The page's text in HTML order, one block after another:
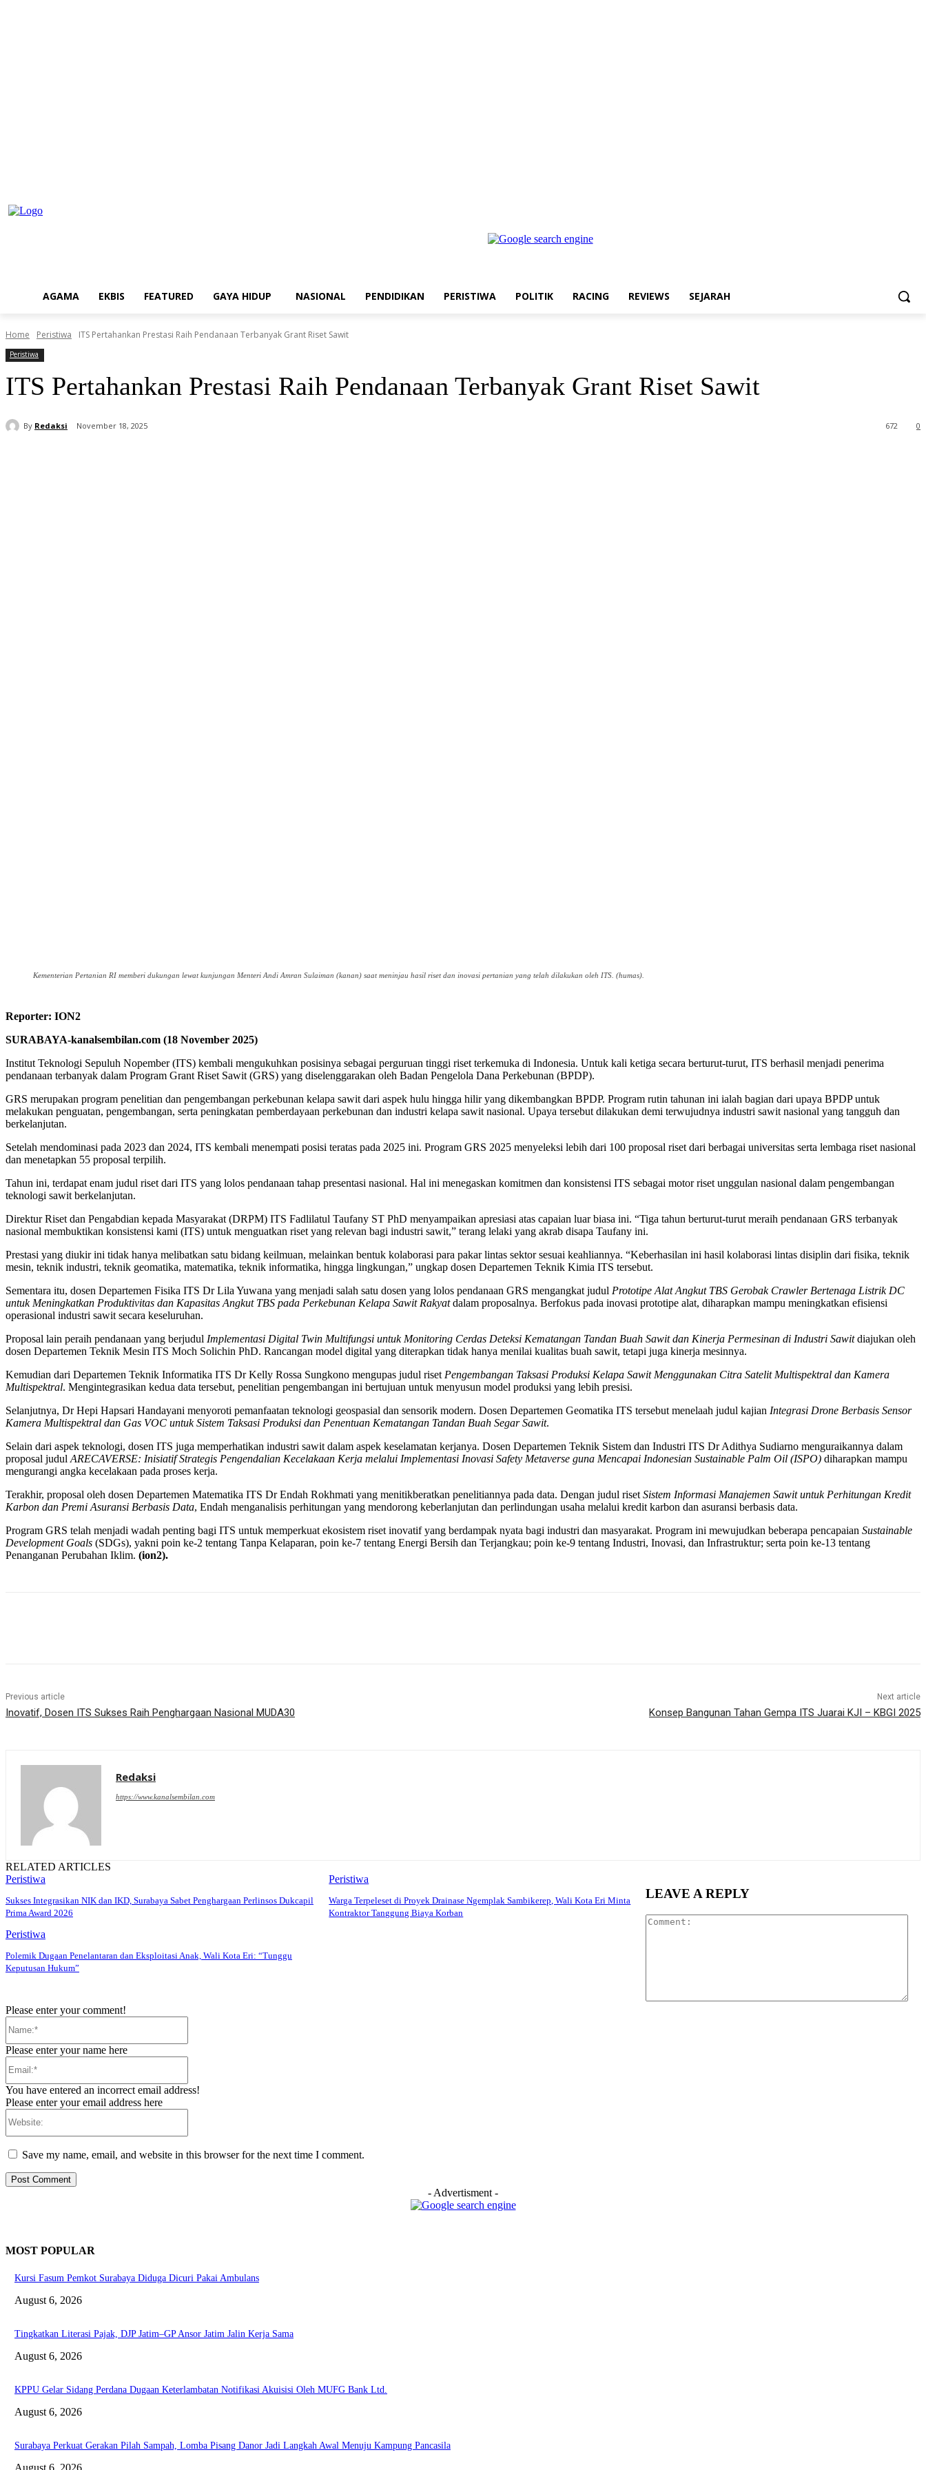
AGAMA EKBIS FEATURED GAYA HIDUP NASIONAL PENDIDIKAN PERISTIWA POLITIK RACING REVIEWS SEJARAH
Home Peristiwa ITS Pertahankan Prestasi Raih Pendanaan Terbanyak Grant Riset Sawit
Peristiwa
ITS Pertahankan Prestasi Raih Pendanaan Terbanyak Grant Riset Sawit
By Redaksi November 18, 2025 0
672
Kementerian Pertanian RI memberi dukungan lewat kunjungan Menteri Andi Amran Sulaiman (kanan) saat meninjau hasil riset dan inovasi pertanian yang telah dilakukan oleh ITS. (humas).
Reporter: ION2
SURABAYA-kanalsembilan.com (18 November 2025)
Institut Teknologi Sepuluh Nopember (ITS) kembali mengukuhkan posisinya sebagai perguruan tinggi riset terkemuka di Indonesia. Untuk kali ketiga secara berturut-turut, ITS berhasil menjadi penerima
pendanaan terbanyak dalam Program Grant Riset Sawit (GRS) yang diselenggarakan oleh Badan Pengelola Dana Perkebunan (BPDP).
GRS merupakan program penelitian dan pengembangan perkebunan kelapa sawit dari aspek hulu hingga hilir yang dikembangkan BPDP. Program rutin tahunan ini ialah bagian dari upaya BPDP untuk
melakukan penguatan, pengembangan, serta peningkatan pemberdayaan perkebunan dan industri kelapa sawit nasional. Upaya tersebut dilakukan demi terwujudnya industri sawit nasional yang tangguh dan
berkelanjutan.
Setelah mendominasi pada 2023 dan 2024, ITS kembali menempati posisi teratas pada 2025 ini. Program GRS 2025 menyeleksi lebih dari 100 proposal riset dari berbagai universitas serta lembaga riset nasional
dan menetapkan 55 proposal terpilih.
Tahun ini, terdapat enam judul riset dari ITS yang lolos pendanaan tahap presentasi nasional. Hal ini menegaskan komitmen dan konsistensi ITS sebagai motor riset unggulan nasional dalam pengembangan
teknologi sawit berkelanjutan.
Direktur Riset dan Pengabdian kepada Masyarakat (DRPM) ITS Fadlilatul Taufany ST PhD menyampaikan apresiasi atas capaian luar biasa ini. “Tiga tahun berturut-turut meraih pendanaan GRS terbanyak
nasional membuktikan konsistensi kami (ITS) untuk menguatkan riset yang relevan bagi industri sawit,” terang lelaki yang akrab disapa Taufany ini.
Prestasi yang diukir ini tidak hanya melibatkan satu bidang keilmuan, melainkan bentuk kolaborasi para pakar lintas sektor sesuai keahliannya. “Keberhasilan ini hasil kolaborasi lintas disiplin dari fisika, teknik
mesin, teknik industri, teknik geomatika, matematika, teknik informatika, hingga lingkungan,” ungkap dosen Departemen Teknik Kimia ITS tersebut.
Sementara itu, dosen Departemen Fisika ITS Dr Lila Yuwana yang menjadi salah satu dosen yang lolos pendanaan GRS mengangkat judul Prototipe Alat Angkut TBS Gerobak Crawler Bertenaga Listrik DC
untuk Meningkatkan Produktivitas dan Kapasitas Angkut TBS pada Perkebunan Kelapa Sawit Rakyatdalam proposalnya. Berfokus pada inovasi prototipe alat, diharapkan mampu meningkatkan efisiensi
operasional industri sawit secara keseluruhan.
Proposal lain peraih pendanaan yang berjudul Implementasi Digital Twin Multifungsi untuk Monitoring Cerdas Deteksi Kematangan Tandan Buah Sawit dan Kinerja Permesinan di Industri Sawitdiajukan oleh
dosen Departemen Teknik Mesin ITS Moch Solichin PhD. Rancangan model digital yang diterapkan tidak hanya menilai kualitas buah sawit, tetapi juga kinerja mesinnya.
Kemudian dari Departemen Teknik Informatika ITS Dr Kelly Rossa Sungkono mengupas judul riset Pengembangan Taksasi Produksi Kelapa Sawit Menggunakan Citra Satelit Multispektral dan Kamera
Multispektral. Mengintegrasikan kedua data tersebut, penelitian pengembangan ini bertujuan untuk menyusun model produksi yang lebih presisi.
Selanjutnya, Dr Hepi Hapsari Handayani menyoroti pemanfaatan teknologi geospasial dan sensorik modern. Dosen Departemen Geomatika ITS tersebut menelaah judul kajian Integrasi Drone Berbasis Sensor
Kamera Multispektral dan Gas VOC untuk Sistem Taksasi Produksi dan Penentuan Kematangan Tandan Buah Segar Sawit.
Selain dari aspek teknologi, dosen ITS juga memperhatikan industri sawit dalam aspek keselamatan kerjanya. Dosen Departemen Teknik Sistem dan Industri ITS Dr Adithya Sudiarno menguraikannya dalam
proposal judul ARECAVERSE: Inisiatif Strategis Pengendalian Kecelakaan Kerja melalui Implementasi Inovasi Safety Metaverse guna Mencapai Indonesian Sustainable Palm Oil (ISPO) diharapkan mampu
mengurangi angka kecelakaan pada proses kerja.
Terakhir, proposal oleh dosen Departemen Matematika ITS Dr Endah Rokhmati yang menitikberatkan penelitiannya pada data. Dengan judul riset Sistem Informasi Manajemen Sawit untuk Perhitungan Kredit
Karbon dan Premi Asuransi Berbasis Data, Endah menganalisis perhitungan yang mendorong keberlanjutan dan perlindungan usaha melalui kredit karbon dan asuransi berbasis data.
Program GRS telah menjadi wadah penting bagi ITS untuk memperkuat ekosistem riset inovatif yang berdampak nyata bagi industri dan masyarakat. Program ini mewujudkan beberapa pencapaian Sustainable
Development Goals (SDGs), yakni poin ke-2 tentang Tanpa Kelaparan, poin ke-7 tentang Energi Bersih dan Terjangkau; poin ke-9 tentang Industri, Inovasi, dan Infrastruktur; serta poin ke-13 tentang
Penanganan Perubahan Iklim. (ion2).
Previous article
Inovatif, Dosen ITS Sukses Raih Penghargaan Nasional MUDA30
Next article
Konsep Bangunan Tahan Gempa ITS Juarai KJI – KBGI 2025
Redaksi
https://www.kanalsembilan.com
RELATED ARTICLES
Peristiwa
Sukses Integrasikan NIK dan IKD, Surabaya Sabet Penghargaan Perlinsos Dukcapil
Prima Award 2026
Peristiwa
Warga Terpeleset di Proyek Drainase Ngemplak Sambikerep, Wali Kota Eri Minta
Kontraktor Tanggung Biaya Korban
Peristiwa
Polemik Dugaan Penelantaran dan Eksploitasi Anak, Wali Kota Eri: “Tunggu
Keputusan Hukum”
LEAVE A REPLY
Please enter your comment!
Please enter your name here
You have entered an incorrect email address!
Please enter your email address here
Save my name, email, and website in this browser for the next time I comment.
- Advertisment -
MOST POPULAR
Kursi Fasum Pemkot Surabaya Diduga Dicuri Pakai Ambulans
August 6, 2026
Tingkatkan Literasi Pajak, DJP Jatim–GP Ansor Jatim Jalin Kerja Sama
August 6, 2026
KPPU Gelar Sidang Perdana Dugaan Keterlambatan Notifikasi Akuisisi Oleh MUFG Bank Ltd.
August 6, 2026
Surabaya Perkuat Gerakan Pilah Sampah, Lomba Pisang Danor Jadi Langkah Awal Menuju Kampung Pancasila
August 6, 2026